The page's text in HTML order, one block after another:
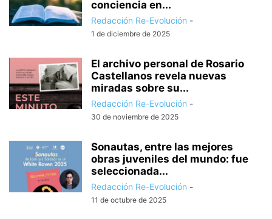
conciencia en...
Redacción Re-Evolución -
1 de diciembre de 2025
El archivo personal de Rosario
Castellanos revela nuevas
miradas sobre su...
Redacción Re-Evolución -
30 de noviembre de 2025
Sonautas, entre las mejores
obras juveniles del mundo: fue
seleccionada...
Redacción Re-Evolución -
11 de octubre de 2025